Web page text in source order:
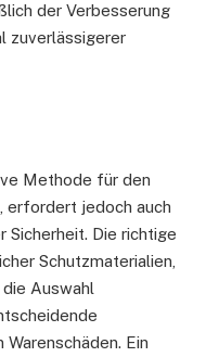
der Verbesserung
zuverlässigerer
Methode für den
erfordert jedoch auch
Sicherheit. Die richtige
Schutzmaterialien,
Auswahl
Ein